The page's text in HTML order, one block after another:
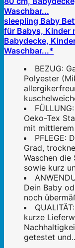
sleepling Baby
für Babys, Kinder
Babydecke,
Waschbar...*
BEZUG:
Polyester
Oeko-Tex
mit
PFLEGE:
Grad,
Waschen
sowie kurz
Dein Baby
noch
kurze
getestet